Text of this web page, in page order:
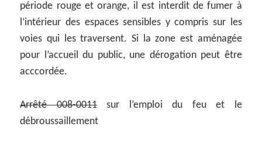
période rouge et orange, il est interdit de fumer à
l’intérieur des espaces sensibles y compris sur les
voies qui les traversent. Si la zone est aménagée
pour l’accueil du public, une dérogation peut être
acccordée.
Arrêté 008-0011sur l’emploi du feu et le
débroussaillement